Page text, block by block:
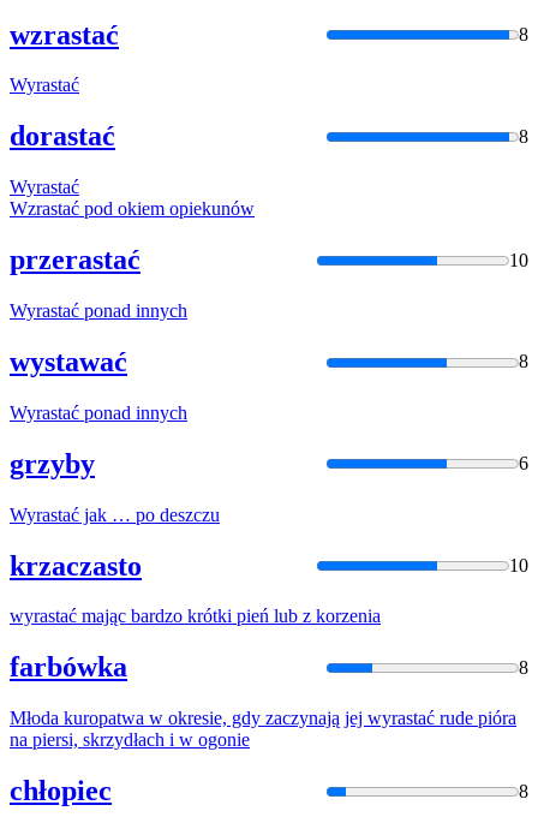
wzrastać 8
Wyrastać
dorastać 8
Wyrastać
Wzrastać pod okiem opiekunów
przerastać 10
Wyrastać ponad innych
wystawać 8
Wyrastać ponad innych
grzyby 6
Wyrastać jak … po deszczu
krzaczasto 10
wyrastać mając bardzo krótki pień lub z korzenia
farbówka 8
Młoda kuropatwa w okresie, gdy zaczynają jej wyrastać rude pióra
na piersi, skrzydłach i w ogonie
chłopiec 8